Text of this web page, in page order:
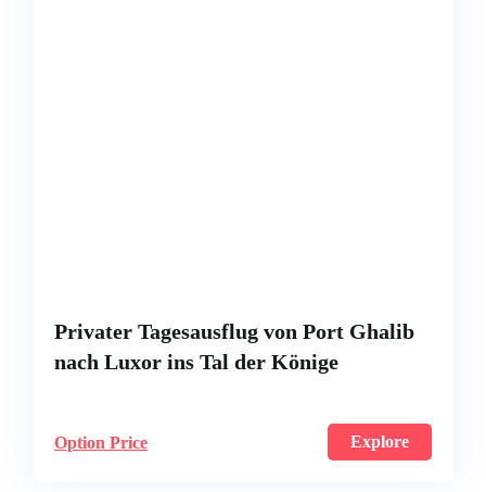
Privater Tagesausflug von Port Ghalib
nach Luxor ins Tal der Könige
Option Price Explore